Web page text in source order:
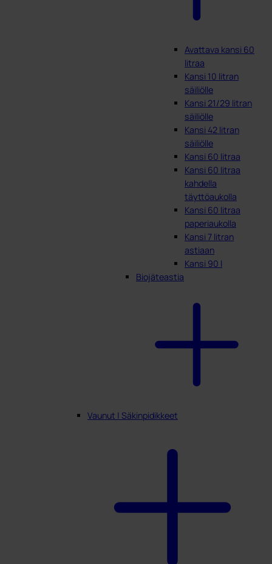
Avattava kansi 60
litraa
Kansi 10 litran
säiliölle
Kansi 21/29 litran
säiliölle
Kansi 42 litran
säiliölle
Kansi 60 litraa
Kansi 60 litraa
kahdella
täyttöaukolla
Kansi 60 litraa
paperiaukolla
Kansi 7 litran
astiaan
Kansi 90 l
Biojäteastia
Vaunut | Säkinpidikkeet